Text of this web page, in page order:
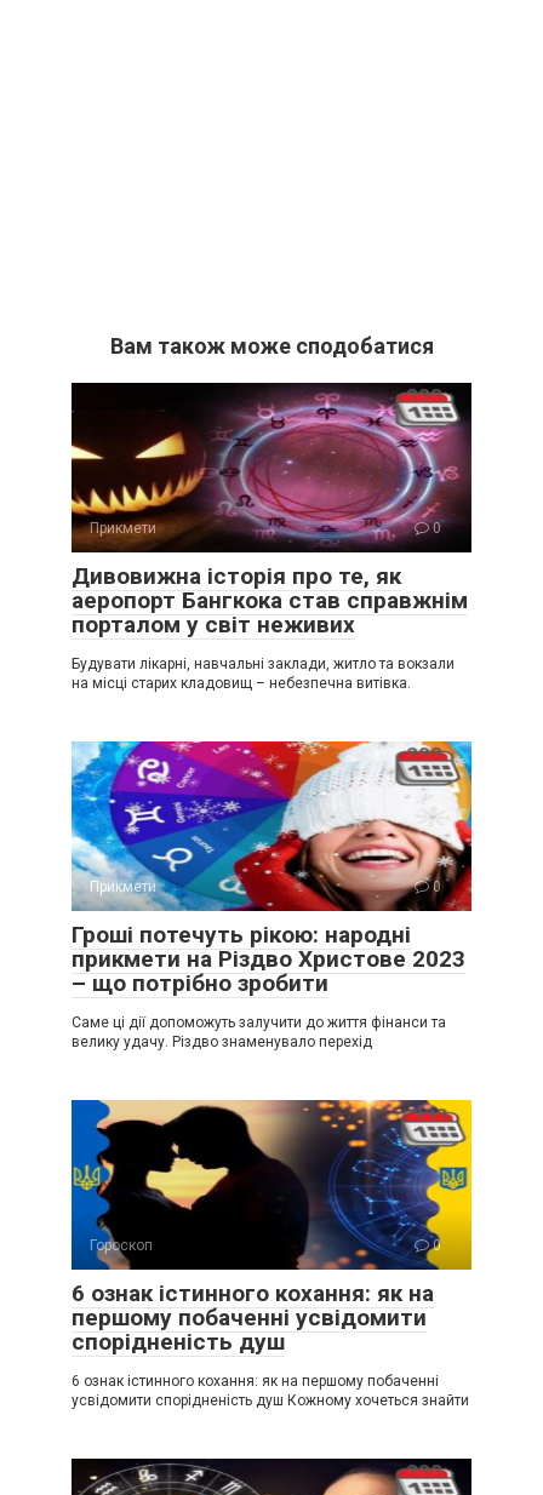
Вам також може сподобатися
Прикмети 0
Дивовижна історія про те, як
аеропорт Бангкока став справжнім
порталом у світ неживих
Будувати лікарні, навчальні заклади, житло та вокзали
на місці старих кладовищ – небезпечна витівка.
Прикмети 0
Гроші потечуть рікою: народні
прикмети на Різдво Христове 2023
– що потрібно зробити
Саме ці дії допоможуть залучити до життя фінанси та
велику удачу. Різдво знаменувало перехід
Гороскоп 0
6 ознак істинного кохання: як на
першому побаченні усвідомити
спорідненість душ
6 ознак істинного кохання: як на першому побаченні
усвідомити спорідненість душ Кожному хочеться знайти